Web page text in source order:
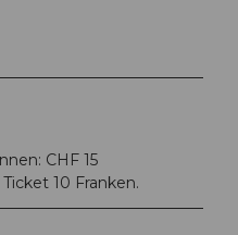
CHF 15
10 Franken.